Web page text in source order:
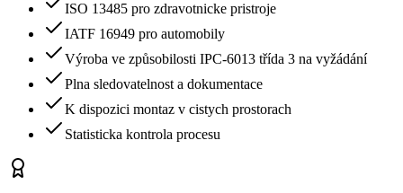
ISO 13485 pro zdravotnicke pristroje
IATF 16949 pro automobily
Výroba ve způsobilosti IPC-6013 třída 3 na vyžádání
Plna sledovatelnost a dokumentace
K dispozici montaz v cistych prostorach
Statisticka kontrola procesu